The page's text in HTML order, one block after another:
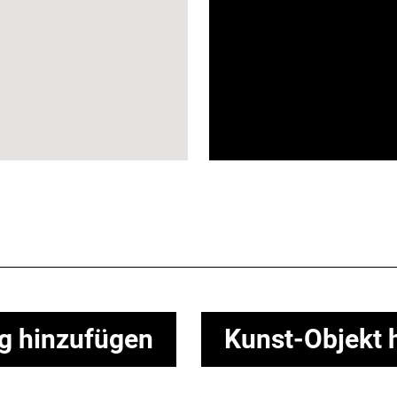
hinzufügen Kunst-Objekt